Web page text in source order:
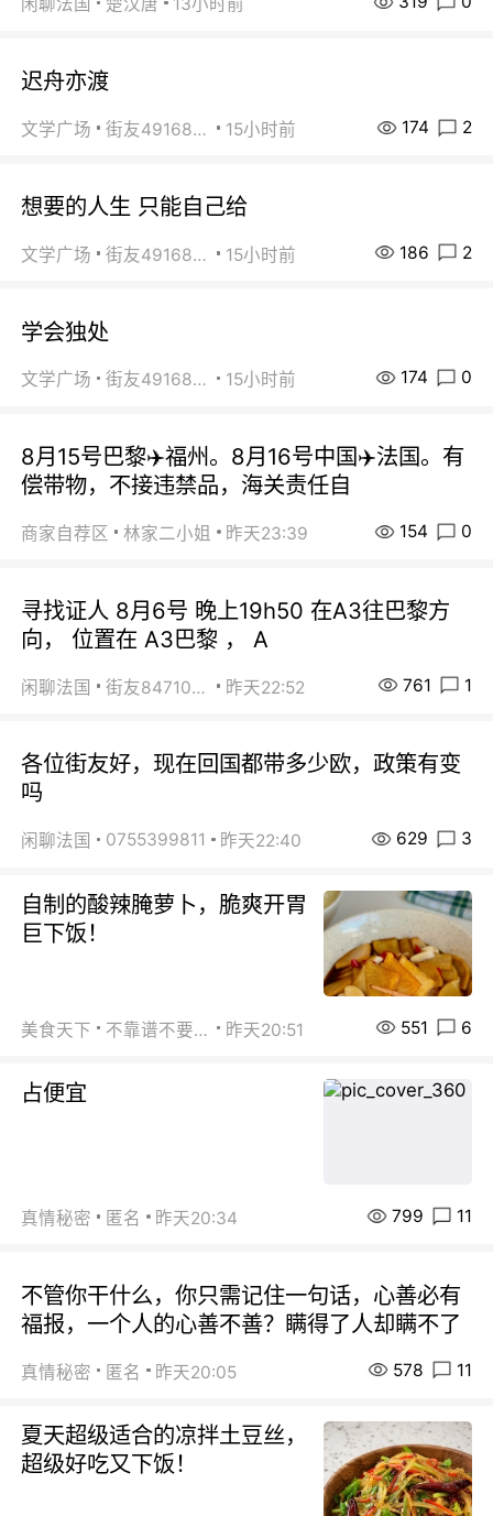
闲聊法国 楚汉唐 13小时前
迟舟亦渡
文学广场 街友49168527 15小时前 174 2
想要的人生 只能自己给
文学广场 街友49168527 15小时前 186 2
学会独处
文学广场 街友49168527 15小时前 174 0
8月15号巴黎✈️福州。8月16号中国✈️法国。有
偿带物，不接违禁品，海关责任自
商家自荐区 林家二小姐 昨天23:39 154 0
寻找证人 8月6号 晚上19h50 在A3往巴黎方
向， 位置在 A3巴黎 ， A
闲聊法国 街友84710671 昨天22:52 761 1
各位街友好，现在回国都带多少欧，政策有变
吗
闲聊法国 0755399811 昨天22:40 629 3
自制的酸辣腌萝卜，脆爽开胃
巨下饭！
美食天下 不靠谱不要联系 昨天20:51 551 6
占便宜
真情秘密 匿名 昨天20:34 799 11
不管你干什么，你只需记住一句话，心善必有
福报，一个人的心善不善？瞒得了人却瞒不了
真情秘密 匿名 昨天20:05 578 11
夏天超级适合的凉拌土豆丝，
超级好吃又下饭！